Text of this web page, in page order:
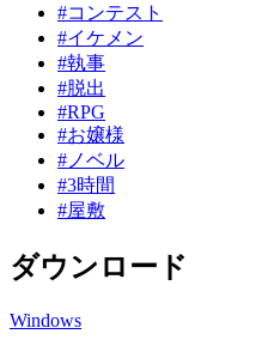
#コンテスト
#イケメン
#執事
#脱出
#RPG
#お嬢様
#ノベル
#3時間
#屋敷
ダウンロード
Windows